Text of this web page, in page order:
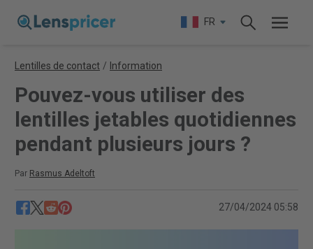
FR
Lentilles de contact / Information
Pouvez-vous utiliser des
lentilles jetables quotidiennes
pendant plusieurs jours ?
Par Rasmus Adeltoft
27/04/2024 05:58